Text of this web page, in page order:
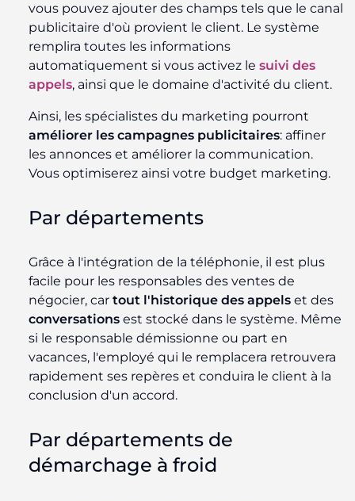
vous pouvez ajouter des champs tels que le canal
publicitaire d'où provient le client. Le système
remplira toutes les informations
automatiquement si vous activez le suivi des
appels, ainsi que le domaine d'activité du client.
Ainsi, les spécialistes du marketing pourront
améliorer les campagnes publicitaires: affiner
les annonces et améliorer la communication.
Vous optimiserez ainsi votre budget marketing.
Par départements
Grâce à l'intégration de la téléphonie, il est plus
facile pour les responsables des ventes de
négocier, car tout l'historique des appels et des
conversations est stocké dans le système. Même
si le responsable démissionne ou part en
vacances, l'employé qui le remplacera retrouvera
rapidement ses repères et conduira le client à la
conclusion d'un accord.
Par départements de
démarchage à froid